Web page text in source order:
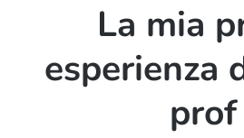
La mia
esperienza
prof